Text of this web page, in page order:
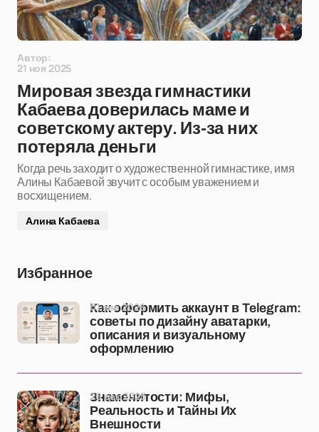
Автор:
21 ноя 2025
Мировая звезда гимнастики
Кабаева доверилась маме и
советскому актеру. Из-за них
потеряла деньги
Когда речь заходит о художественной гимнастике, имя
Алины Кабаевой звучит с особым уважением и
восхищением.
Алина Кабаева
Избранное
Как оформить аккаунт в Telegram:
советы по дизайну аватарки,
описания и визуальному
оформлению
01 янв 2026
Знаменитости: Мифы,
Реальность и Тайны Их
Внешности
26 дек 2025